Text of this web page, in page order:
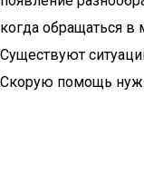
когда обращаться
Существуют
Скорую помощь